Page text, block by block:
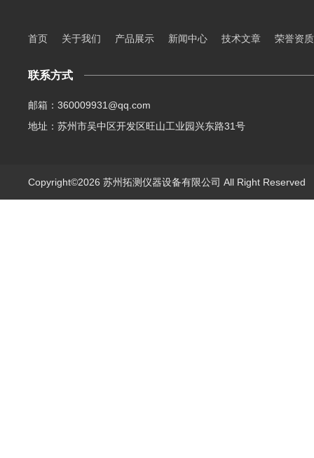
首页 关于我们 产品展示 新闻中心 技术文章 荣誉资质
联系方式
邮箱：360009931@qq.com
地址：苏州市吴中区开发区旺山工业园兴东路31号
Copyright©2026 苏州拓测仪器设备有限公司 All Right